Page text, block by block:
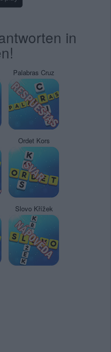
in
Palabras Cruz
Ordet Kors
Slovo Křížek